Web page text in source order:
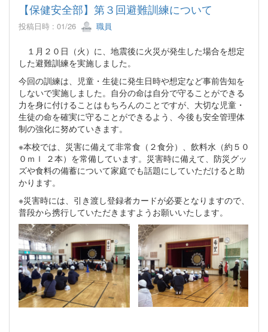
【保健安全部】第３回避難訓練について
投稿日時 : 01/26 職員
１月２０日（火）に、地震後に火災が発生した場合を想定
した避難訓練を実施しました。
今回の訓練は、児童・生徒に発生日時や想定など事前告知を
しないで実施しました。自分の命は自分で守ることができる
力を身に付けることはもちろんのことですが、大切な児童・
生徒の命を確実に守ることができるよう、今後も安全管理体
制の強化に努めていきます。
※本校では、災害に備えて非常食（２食分）、飲料水（約５０
０ｍｌ ２本）を常備しています。災害時に備えて、防災グッ
ズや食料の備蓄について家庭でも話題にしていただけると助
かります。
※災害時には、引き渡し登録者カードが必要となりますので、
普段から携行していただきますようお願いいたします。